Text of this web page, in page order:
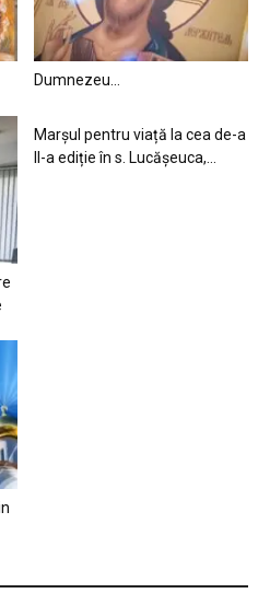
Dumnezeu…
Marșul pentru viață la cea de-a
II-a ediție în s. Lucășeuca,...